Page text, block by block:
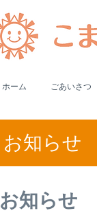
ホーム ごあいさつ
​お知らせ
お知らせ